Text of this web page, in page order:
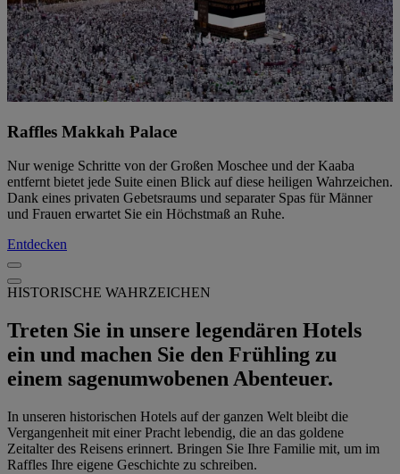
Raffles Makkah Palace
Nur wenige Schritte von der Großen Moschee und der Kaaba
entfernt bietet jede Suite einen Blick auf diese heiligen Wahrzeichen.
Dank eines privaten Gebetsraums und separater Spas für Männer
und Frauen erwartet Sie ein Höchstmaß an Ruhe.
Entdecken
HISTORISCHE WAHRZEICHEN
Treten Sie in unsere legendären Hotels
ein und machen Sie den Frühling zu
einem sagenumwobenen Abenteuer.
In unseren historischen Hotels auf der ganzen Welt bleibt die
Vergangenheit mit einer Pracht lebendig, die an das goldene
Zeitalter des Reisens erinnert. Bringen Sie Ihre Familie mit, um im
Raffles Ihre eigene Geschichte zu schreiben.